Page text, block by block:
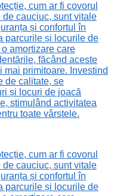
cum ar fi covorul
cauciuc, sunt vitale
și confortul în
parcurile și locurile de
amortizare care
făcând aceste
mai primitoare. Investind
de calitate, se
și locuri de joacă
stimulând activitatea
toate vârstele.
cum ar fi covorul
cauciuc, sunt vitale
și confortul în
parcurile și locurile de